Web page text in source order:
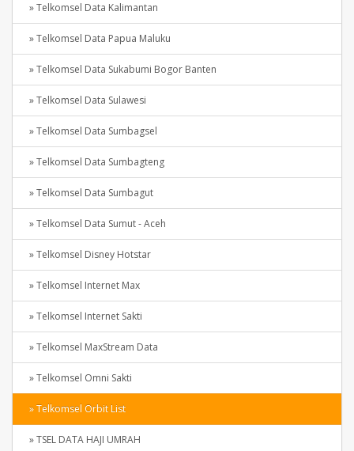
» Telkomsel Data Kalimantan
» Telkomsel Data Papua Maluku
» Telkomsel Data Sukabumi Bogor Banten
» Telkomsel Data Sulawesi
» Telkomsel Data Sumbagsel
» Telkomsel Data Sumbagteng
» Telkomsel Data Sumbagut
» Telkomsel Data Sumut - Aceh
» Telkomsel Disney Hotstar
» Telkomsel Internet Max
» Telkomsel Internet Sakti
» Telkomsel MaxStream Data
» Telkomsel Omni Sakti
» Telkomsel Orbit List
» TSEL DATA HAJI UMRAH